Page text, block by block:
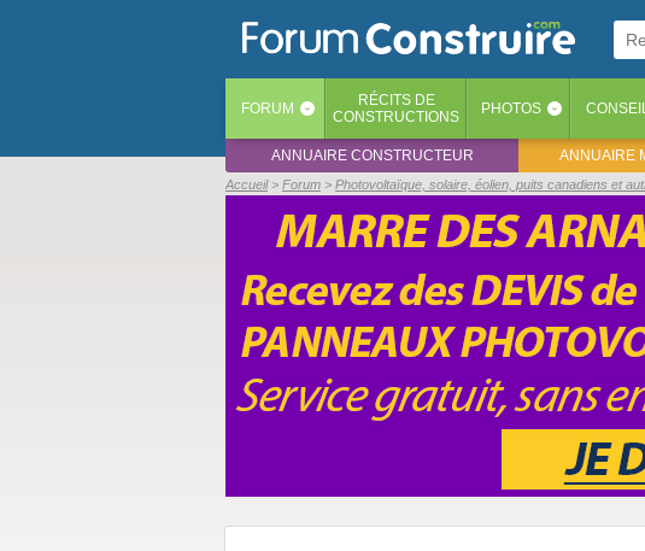
FORUM ‹ RÉCITS DE
CONSTRUCTIONS
PHOTOS ‹
ANNUAIRE CONSTRUCTEUR ANNUAIRE
Accueil Forum Photovoltaïque, solaire, éolien, puits canadiens et